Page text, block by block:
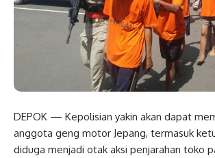
DEPOK — Kepolisian yakin akan dapat
anggota geng motor Jepang, termasuk
diduga menjadi otak aksi penjarahan toko